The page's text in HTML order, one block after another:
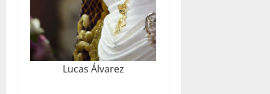
Lucas Álvarez